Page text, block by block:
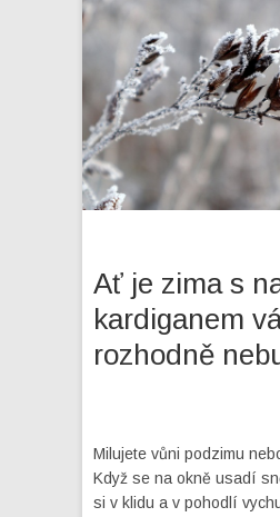
Ať je zima s
kardiganem
rozhodně
Milujete vůni podzimu
Když se na okně usadí
si v klidu a v pohodlí